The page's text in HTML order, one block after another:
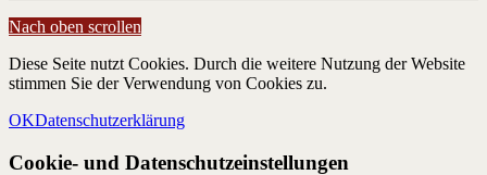
Nach oben scrollen
Diese Seite nutzt Cookies. Durch die weitere Nutzung der Website
stimmen Sie der Verwendung von Cookies zu.
OKDatenschutzerklärung
Cookie- und Datenschutzeinstellungen